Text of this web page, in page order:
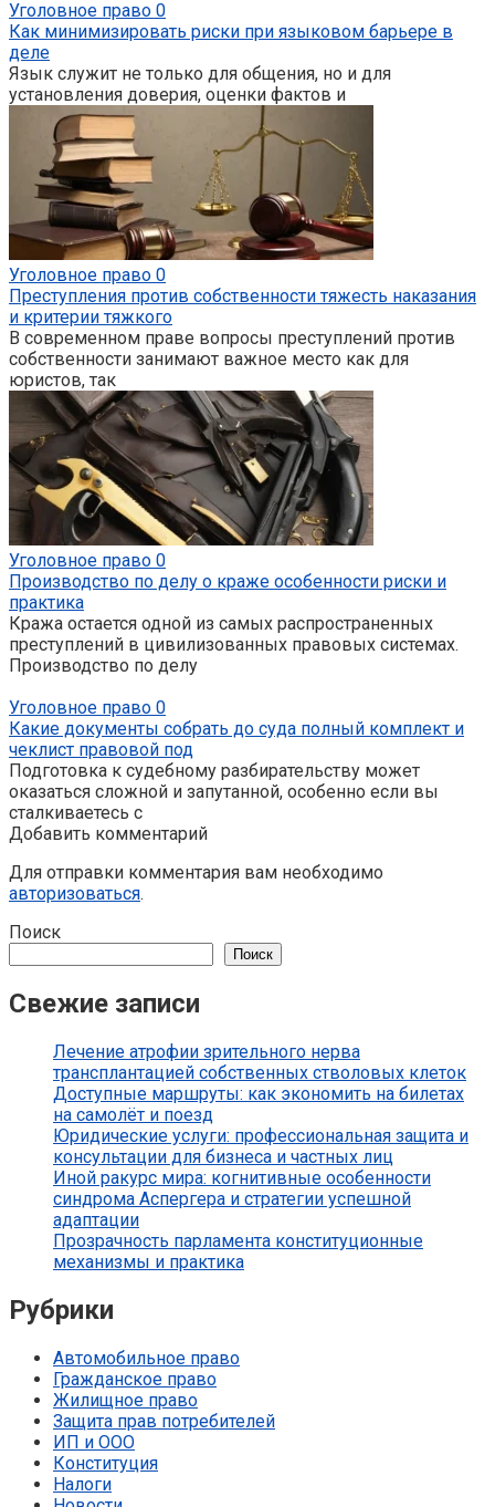
Уголовное право 0
Как минимизировать риски при языковом барьере в
деле
Язык служит не только для общения, но и для
установления доверия, оценки фактов и
Уголовное право 0
Преступления против собственности тяжесть наказания
и критерии тяжкого
В современном праве вопросы преступлений против
собственности занимают важное место как для
юристов, так
Уголовное право 0
Производство по делу о краже особенности риски и
практика
Кража остается одной из самых распространенных
преступлений в цивилизованных правовых системах.
Производство по делу
Уголовное право 0
Какие документы собрать до суда полный комплект и
чеклист правовой под
Подготовка к судебному разбирательству может
оказаться сложной и запутанной, особенно если вы
сталкиваетесь с
Добавить комментарий
Для отправки комментария вам необходимо
авторизоваться.
Поиск
Поиск
Свежие записи
Лечение атрофии зрительного нерва
трансплантацией собственных стволовых клеток
Доступные маршруты: как экономить на билетах
на самолёт и поезд
Юридические услуги: профессиональная защита и
консультации для бизнеса и частных лиц
Иной ракурс мира: когнитивные особенности
синдрома Аспергера и стратегии успешной
адаптации
Прозрачность парламента конституционные
механизмы и практика
Рубрики
Автомобильное право
Гражданское право
Жилищное право
Защита прав потребителей
ИП и ООО
Конституция
Налоги